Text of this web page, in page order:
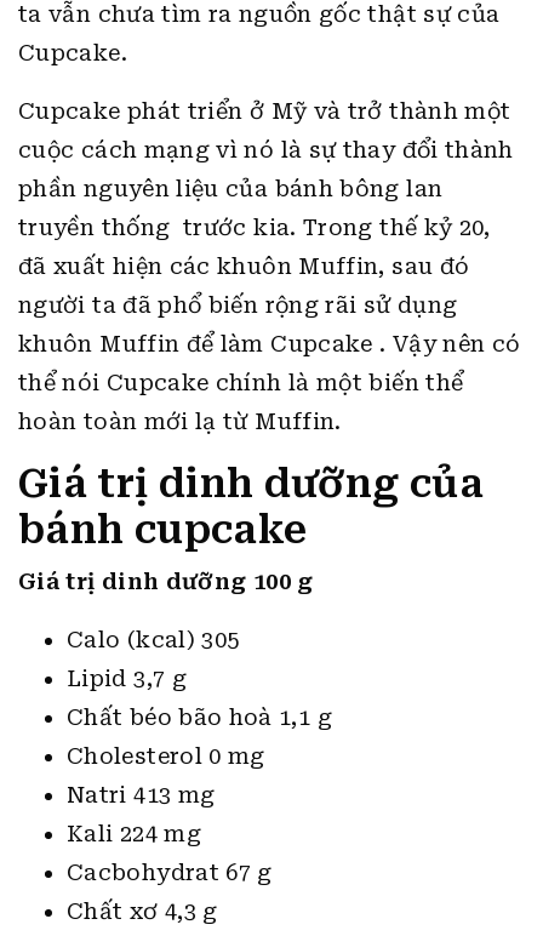
ta vẫn chưa tìm ra nguồn gốc thật sự của
Cupcake.
Cupcake phát triển ở Mỹ và trở thành một
cuộc cách mạng vì nó là sự thay đổi thành
phần nguyên liệu của bánh bông lan
truyền thống trước kia. Trong thế kỷ 20,
đã xuất hiện các khuôn Muffin, sau đó
người ta đã phổ biến rộng rãi sử dụng
khuôn Muffin để làm Cupcake . Vậy nên có
thể nói Cupcake chính là một biến thể
hoàn toàn mới lạ từ Muffin.
Giá trị dinh dưỡng của
bánh cupcake
Giá trị dinh dưỡng 100 g
Calo (kcal) 305
Lipid 3,7 g
Chất béo bão hoà 1,1 g
Cholesterol 0 mg
Natri 413 mg
Kali 224 mg
Cacbohydrat 67 g
Chất xơ 4,3 g